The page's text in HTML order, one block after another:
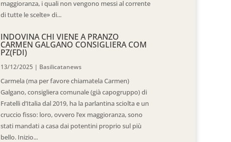
maggioranza, i quali non vengono messi al corrente
di tutte le scelte» di...
INDOVINA CHI VIENE A PRANZO
CARMEN GALGANO CONSIGLIERA COM
PZ(FDI)
13/12/2025 | Basilicatanews
Carmela (ma per favore chiamatela Carmen)
Galgano, consigliera comunale (già capogruppo) di
Fratelli d’Italia dal 2019, ha la parlantina sciolta e un
cruccio fisso: loro, ovvero l’ex maggioranza, sono
stati mandati a casa dai potentini proprio sul più
bello. Inizio...